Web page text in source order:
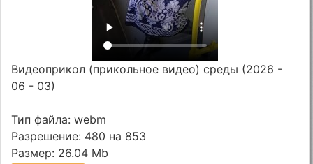
Видеоприкол (прикольное видео) среды (2026 -
06 - 03)
Тип файла: webm
Разрешение: 480 на 853
Размер: 26.04 Mb